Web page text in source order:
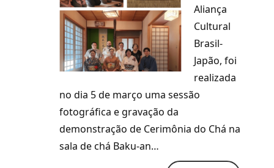
Aliança
Cultural
Brasil-
Japão, foi
realizada
no dia 5 de março uma sessão
fotográfica e gravação da
demonstração de Cerimônia do Chá na
sala de chá Baku-an…